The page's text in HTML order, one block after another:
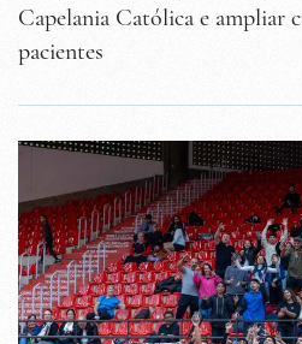
Capelania Católica e ampliar
pacientes